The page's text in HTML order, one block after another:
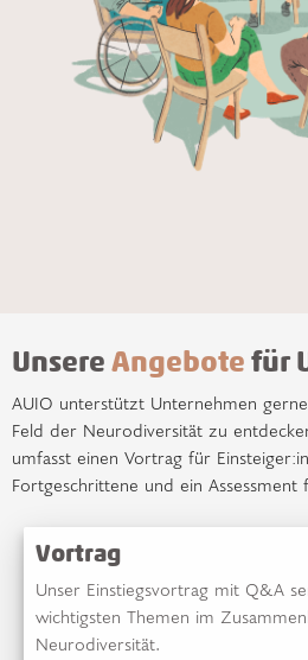
Unsere Angebote für
AUIO unterstützt Unternehmen
Feld der Neurodiversität zu
umfasst einen Vortrag für
Fortgeschrittene und ein
Vortrag
Unser Einstiegsvortrag mit Q&A
wichtigsten Themen im
Neurodiversität.